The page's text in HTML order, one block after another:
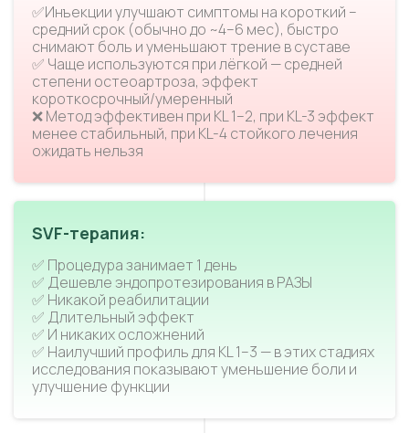
✅Инъекции улучшают симптомы на короткий –
средний срок (обычно до ~4–6 мес), быстро
снимают боль и уменьшают трение в суставе
✅ Чаще используются при лёгкой — средней
степени остеоартроза, эффект
короткосрочный/умеренный
❌ Метод эффективен при KL 1–2, при KL-3 эффект
менее стабильный, при KL-4 стойкого лечения
ожидать нельзя
SVF-терапия:
✅ Процедура занимает 1 день
✅ Дешевле эндопротезирования в РАЗЫ
✅ Никакой реабилитации
✅ Длительный эффект
✅ И никаких осложнений
✅ Наилучший профиль для KL 1–3 — в этих стадиях
исследования показывают уменьшение боли и
улучшение функции